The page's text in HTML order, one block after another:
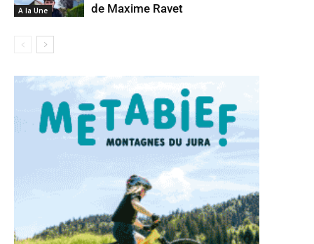
A la Une
de Maxime Ravet